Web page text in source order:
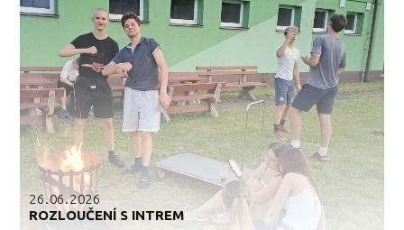
26.06.2026
ROZLOUČENÍ S INTREM